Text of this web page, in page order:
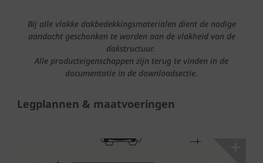
Bij alle vlakke dakbedekkingsmaterialen dient de nodige
aandacht geschonken te worden aan de vlakheid van de
dakstructuur.
Alle producteigenschappen zijn terug te vinden in de
documentatie in de downloadsectie.
Legplannen & maatvoeringen